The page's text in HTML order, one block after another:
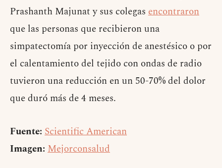
Prashanth Majunat y sus colegas encontraron
que las personas que recibieron una
simpatectomía por inyección de anestésico o por
el calentamiento del tejido con ondas de radio
tuvieron una reducción en un 50-70% del dolor
que duró más de 4 meses.
Fuente: Scientific American
Imagen: Mejorconsalud